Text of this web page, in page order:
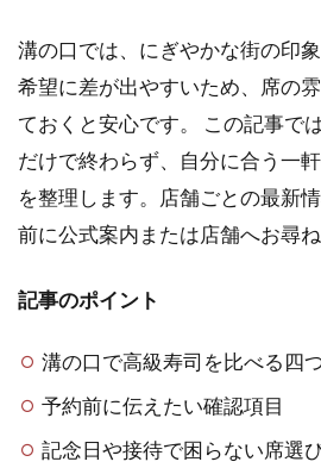
溝の口では、にぎやかな街の印
希望に差が出やすいため、席の
ておくと安心です。 この記事で
だけで終わらず、自分に合う一
を整理します。店舗ごとの最新
前に公式案内または店舗へお尋ね
記事のポイント
溝の口で高級寿司を比べる四
予約前に伝えたい確認項目
記念日や接待で困らない席選